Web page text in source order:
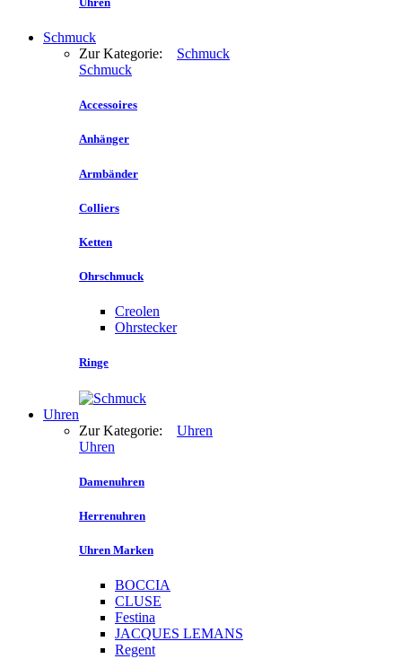
Schmuck
Zur Kategorie: Schmuck
Schmuck
Accessoires
Anhänger
Armbänder
Colliers
Ketten
Ohrschmuck
Creolen
Ohrstecker
Ringe
Uhren
Zur Kategorie: Uhren
Uhren
Damenuhren
Herrenuhren
Uhren Marken
BOCCIA
CLUSE
Festina
JACQUES LEMANS
Regent